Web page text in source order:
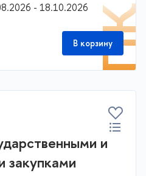
- 18.10.2026
В корзину
и
закупками